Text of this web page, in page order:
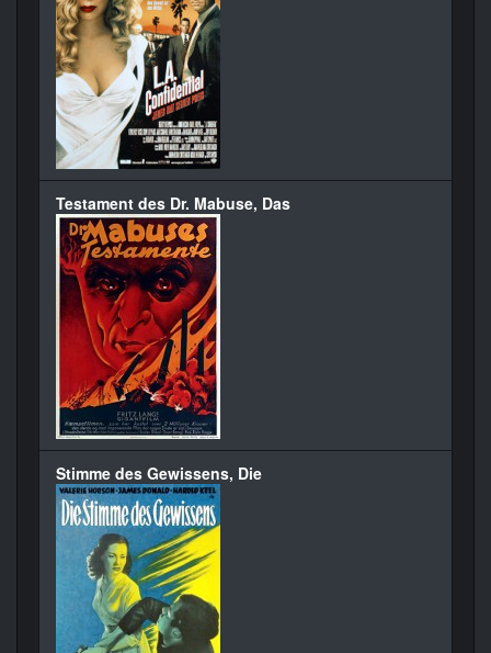
Testament des Dr. Mabuse, Das
Stimme des Gewissens, Die